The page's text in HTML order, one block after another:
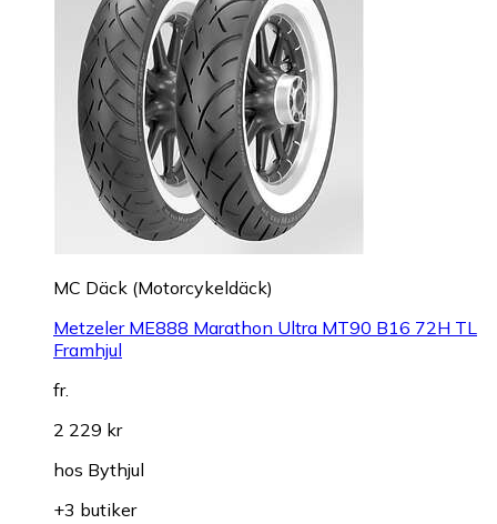
MC Däck (Motorcykeldäck)
Metzeler ME888 Marathon Ultra MT90 B16 72H TL
Framhjul
fr.
2 229 kr
hos Bythjul
+3 butiker